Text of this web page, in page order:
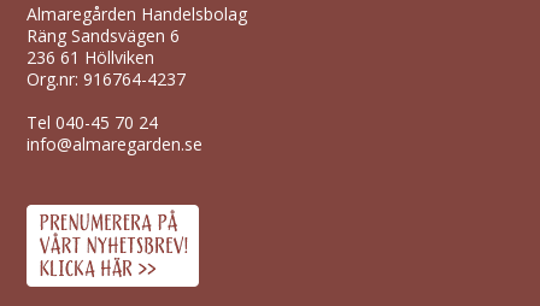
Almaregården Handelsbolag
Räng Sandsvägen 6
236 61 Höllviken
Org.nr: 916764-4237
Tel040-45 70 24
info@almaregarden.se